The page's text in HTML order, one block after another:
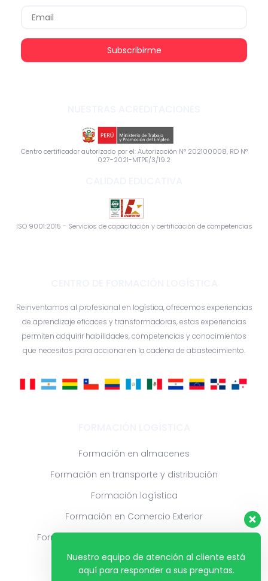
Subscribirme
Centro certificador autorizado por el: Autorización N° 202100008, RD N°
027-2021-MTPE/3/19.2
ISO 9001:2015 - Servicios de capacitación y certificación de competencias
Reinventamos al profesional en logística, ofrecemos experiencias
de aprendizaje eficaces y transformadoras, estas experiencias
permiten adquirir habilidades, competencias y conocimientos
que necesitas para accionar en la cadena de abastecimiento.
Formación en almacenes
Formación en transporte y distribución
Formación logística
Formación en Comercio Exterior
Formación en Compras y Aprovisionamiento
Nuestro equipo de atención al cliente está
aquí para responder a sus preguntas.